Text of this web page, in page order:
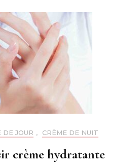
DE JOUR , CRÈME DE NUIT
crème hydratante